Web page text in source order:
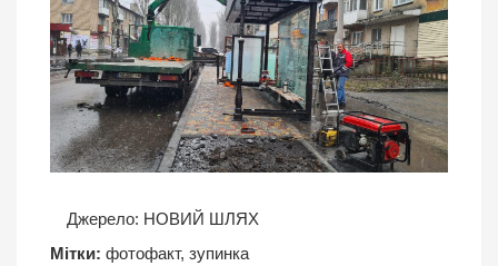
Джерело: НОВИЙ ШЛЯХ
Мітки: фотофакт, зупинка